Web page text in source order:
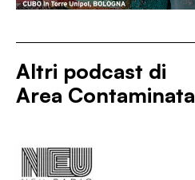
Altri podcast di
Area Contaminata